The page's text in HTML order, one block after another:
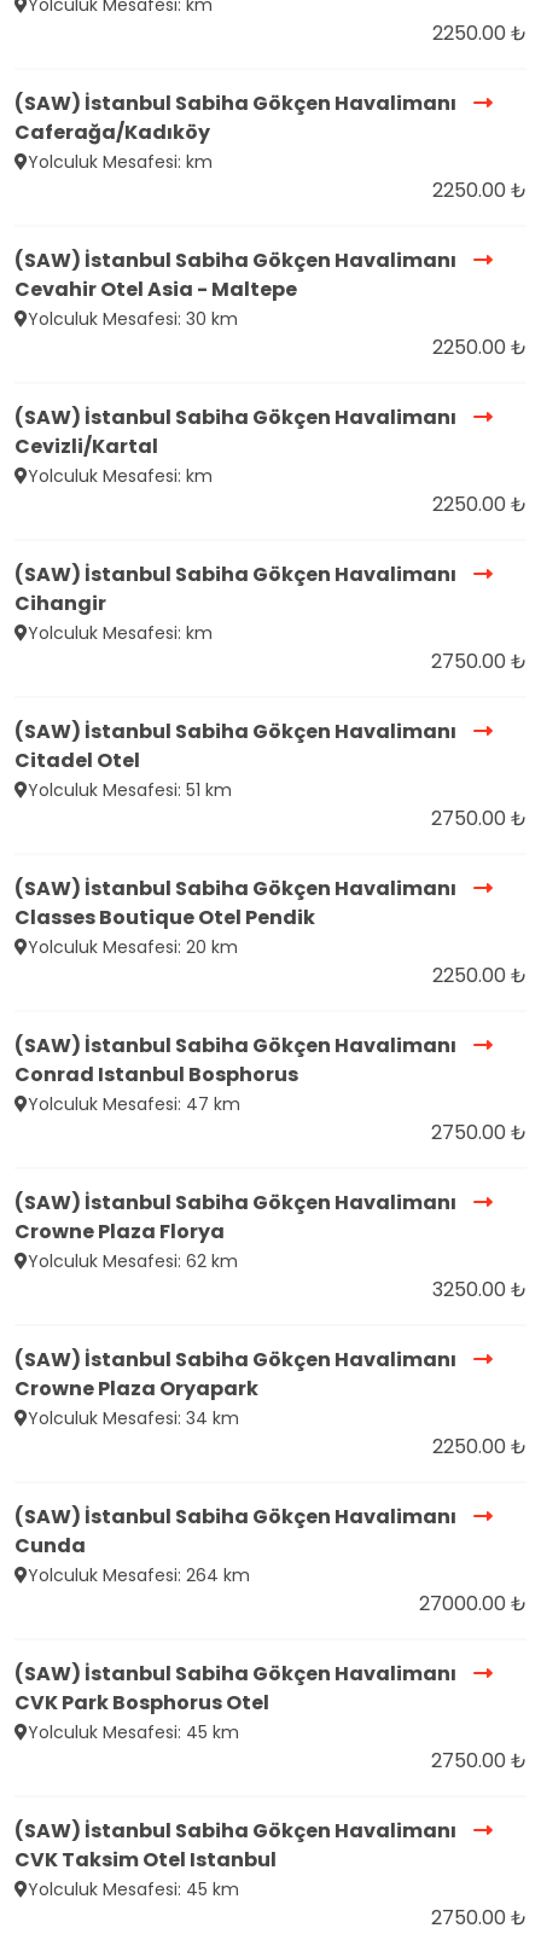
Yolculuk Mesafesi: km
2250.00 ₺
(SAW) İstanbul Sabiha Gökçen Havalimanı
Caferağa/Kadıköy
Yolculuk Mesafesi: km
2250.00 ₺
(SAW) İstanbul Sabiha Gökçen Havalimanı
Cevahir Otel Asia - Maltepe
Yolculuk Mesafesi: 30 km
2250.00 ₺
(SAW) İstanbul Sabiha Gökçen Havalimanı
Cevizli/Kartal
Yolculuk Mesafesi: km
2250.00 ₺
(SAW) İstanbul Sabiha Gökçen Havalimanı
Cihangir
Yolculuk Mesafesi: km
2750.00 ₺
(SAW) İstanbul Sabiha Gökçen Havalimanı
Citadel Otel
Yolculuk Mesafesi: 51 km
2750.00 ₺
(SAW) İstanbul Sabiha Gökçen Havalimanı
Classes Boutique Otel Pendik
Yolculuk Mesafesi: 20 km
2250.00 ₺
(SAW) İstanbul Sabiha Gökçen Havalimanı
Conrad Istanbul Bosphorus
Yolculuk Mesafesi: 47 km
2750.00 ₺
(SAW) İstanbul Sabiha Gökçen Havalimanı
Crowne Plaza Florya
Yolculuk Mesafesi: 62 km
3250.00 ₺
(SAW) İstanbul Sabiha Gökçen Havalimanı
Crowne Plaza Oryapark
Yolculuk Mesafesi: 34 km
2250.00 ₺
(SAW) İstanbul Sabiha Gökçen Havalimanı
Cunda
Yolculuk Mesafesi: 264 km
27000.00 ₺
(SAW) İstanbul Sabiha Gökçen Havalimanı
CVK Park Bosphorus Otel
Yolculuk Mesafesi: 45 km
2750.00 ₺
(SAW) İstanbul Sabiha Gökçen Havalimanı
CVK Taksim Otel Istanbul
Yolculuk Mesafesi: 45 km
2750.00 ₺